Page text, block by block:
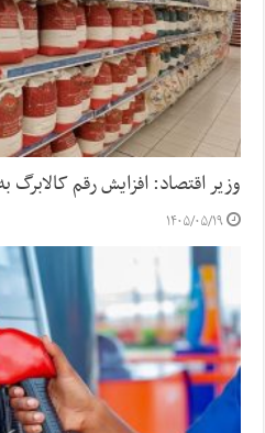
وزیر اقتصاد: افزایش رقم
۱۴۰۵/۰۵/۱۹